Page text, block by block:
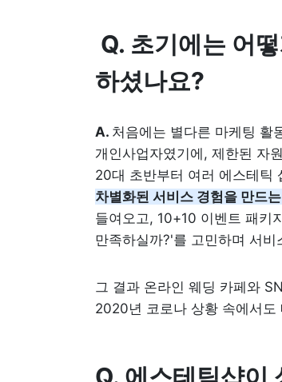
Q. 초기에는 어
하셨나요?
A. 처음에는 별다른 마케팅 활
개인사업자였기에, 제한된 자
20대 초반부터 여러 에스테틱
차별화된 서비스 경험을 만드
들여오고, 10+10 이벤트 패키
만족하실까?'를 고민하며 서
그 결과 온라인 웨딩 카페와
2020년 코로나 상황 속에서도
Q. 에스테틱샵이